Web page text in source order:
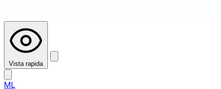
Vista rapida
ML